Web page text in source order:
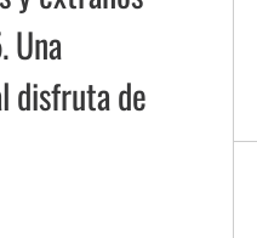
Una
disfruta de